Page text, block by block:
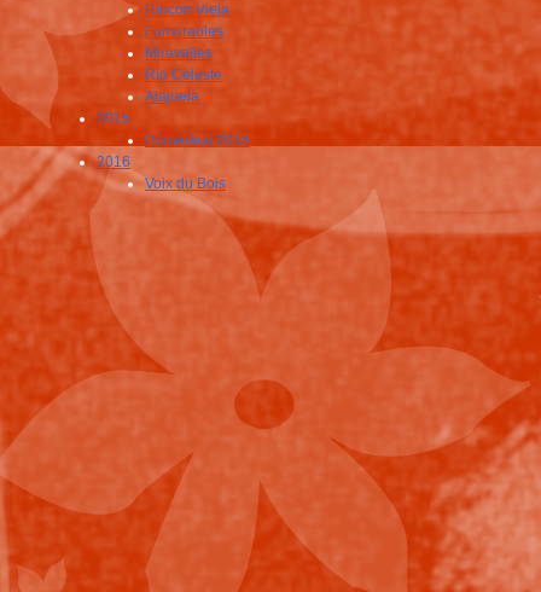
Rincon Vieja
Fumoraoles
Miravalles
Rio Celeste
Alajuela
2015
Römerfest 2015
2016
Voix du Bois